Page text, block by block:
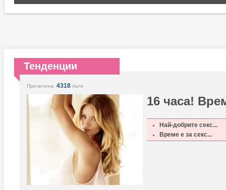
Тенденции
Прочетена: 4318 пъти
16 часа!
Най-добрите секс...
Време е за секс...